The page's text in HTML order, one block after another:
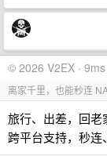
© 2026 V2EX ·
离家千里，也能秒连
旅行、出差，回老
跨平台支持，秒连